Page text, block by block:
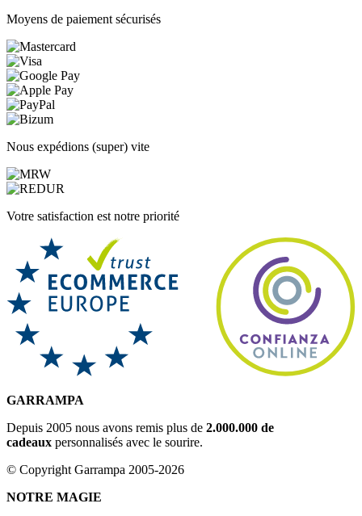
Moyens de paiement sécurisés
Nous expédions (super) vite
Votre satisfaction est notre priorité
GARRAMPA
Depuis 2005 nous avons remis plus de 2.000.000 de
cadeaux personnalisés avec le sourire.
© Copyright Garrampa 2005-2026
NOTRE MAGIE